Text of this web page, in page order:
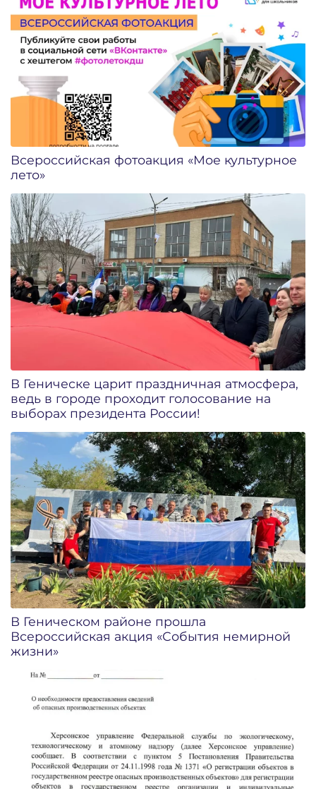
Всероссийская фотоакция «Мое культурное
лето»
В Геническе царит праздничная атмосфера,
ведь в городе проходит голосование на
выборах президента России!
В Геническом районе прошла
Всероссийская акция «События немирной
жизни»